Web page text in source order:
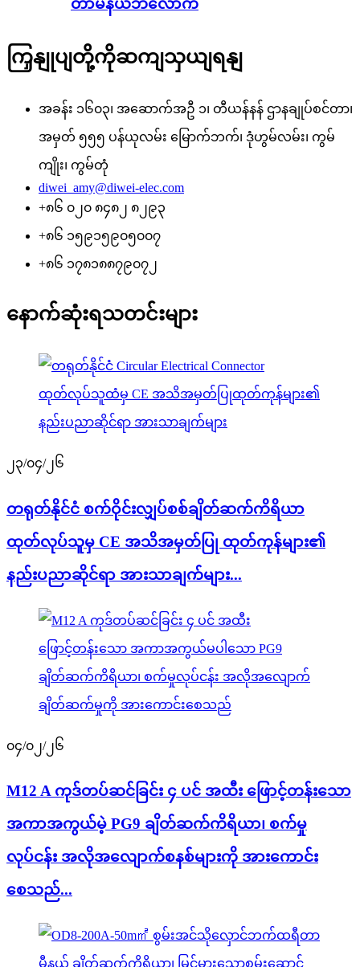
ကြှနျုပျတို့ကိုဆကျသှယျရနျ
အခန်း ၁၆၀၃၊ အဆောက်အဦ ၁၊ တီယန်နန် ဌာနချုပ်စင်တာ၊
အမှတ် ၅၅၅ ပန်ယုလမ်း မြောက်ဘက်၊ ဒုံဟွမ်လမ်း၊ ကွမ်
ကျိုး၊ ကွမ်တုံ
diwei_amy@diwei-elec.com
+၈၆ ၀၂၀ ၈၄၈၂ ၈၂၉၃
+၈၆ ၁၅၉၁၅၉၀၅၀၀၇
+၈၆ ၁၇၈၁၈၈၇၉၀၇၂
နောက်ဆုံးရသတင်းများ
၂၃/၀၄/၂၆
တရုတ်နိုင်ငံ စက်ဝိုင်းလျှပ်စစ်ချိတ်ဆက်ကိရိယာ
ထုတ်လုပ်သူမှ CE အသိအမှတ်ပြု ထုတ်ကုန်များ၏
နည်းပညာဆိုင်ရာ အားသာချက်များ...
၀၄/၀၂/၂၆
M12 A ကုဒ်တပ်ဆင်ခြင်း ၄ ပင် အထီး ဖြောင့်တန်းသော
အကာအကွယ်မဲ့ PG9 ချိတ်ဆက်ကိရိယာ၊ စက်မှု
လုပ်ငန်း အလိုအလျောက်စနစ်များကို အားကောင်း
စေသည်...